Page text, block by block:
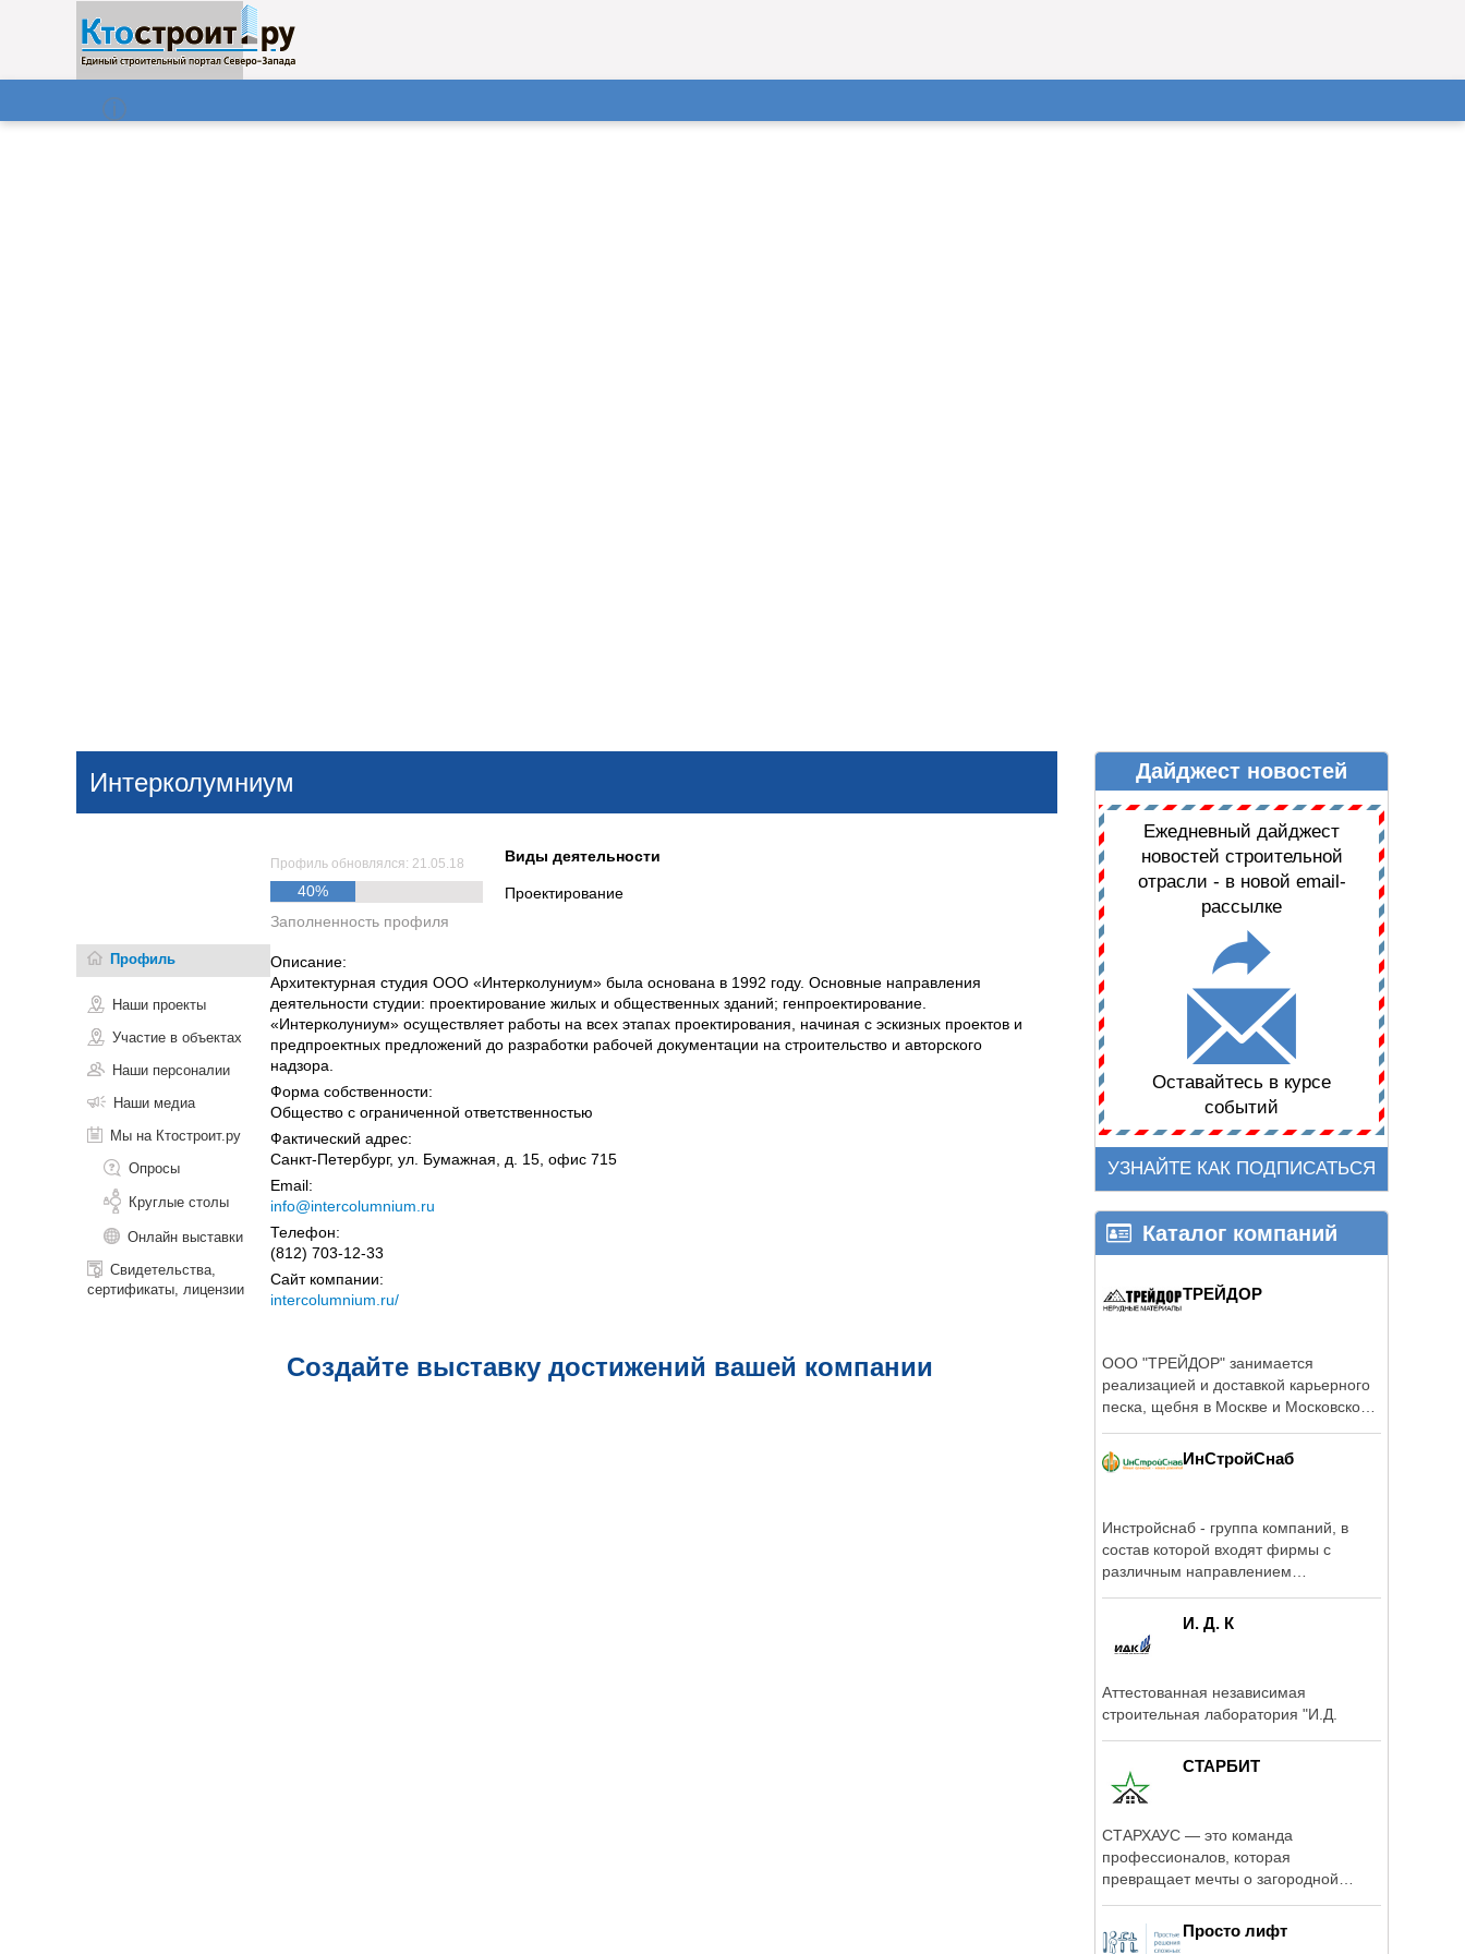
Поиск
ДАЙДЖЕСТ НОВОСТЕЙ
Интерколумниум
Профиль
Наши проекты
Участие в объектах
Наши персоналии
Наши медиа
Мы на Ктостроит.ру
Опросы
Круглые столы
Онлайн выставки
Свидетельства,
сертификаты, лицензии
Профиль обновлялся: 21.05.18
40%
Заполненность профиля
Виды деятельности
Проектирование
Описание:
Архитектурная студия ООО «Интерколуниум» была основана в 1992 году. Основные направления
деятельности студии: проектирование жилых и общественных зданий; генпроектирование.
«Интерколуниум» осуществляет работы на всех этапах проектирования, начиная с эскизных проектов и
предпроектных предложений до разработки рабочей документации на строительство и авторского
надзора.
Форма собственности:
Общество с ограниченной ответственностью
Фактический адрес:
Санкт-Петербург, ул. Бумажная, д. 15, офис 715
Email:
info@intercolumnium.ru
Телефон:
(812) 703-12-33
Сайт компании:
intercolumnium.ru/
Создайте выставку достижений вашей компании
Дайджест новостей
Ежедневный дайджест
новостей строительной
отрасли - в новой email-
рассылке
Оставайтесь в курсе
событий
УЗНАЙТЕ КАК ПОДПИСАТЬСЯ
Каталог компаний
ТРЕЙДОР
ООО "ТРЕЙДОР" занимается
реализацией и доставкой карьерного
песка, щебня в Москве и Московской
ИнСтройСнаб
Инстройснаб - группа компаний, в
состав которой входят фирмы с
различным направлением
И. Д. К
Аттестованная независимая
строительная лаборатория "И.Д.
СТАРБИТ
СТАРХАУС — это команда
профессионалов, которая
превращает мечты о загородной
Просто лифт